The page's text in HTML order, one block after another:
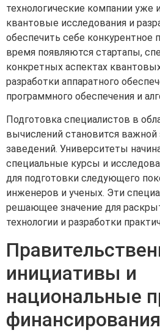
технологические компании уже
квантовые исследования и
обеспечить себе
время появляются стартапы,
конкретных аспектах
разработки аппаратного
программного обеспечения и
Подготовка специалистов в
вычислений становится важной
заведений. Университеты
специальные курсы и
для подготовки следующего
инженеров и ученых. Эти
решающее значение для
технологии и разработки
инициативы и
национальные
финансирования